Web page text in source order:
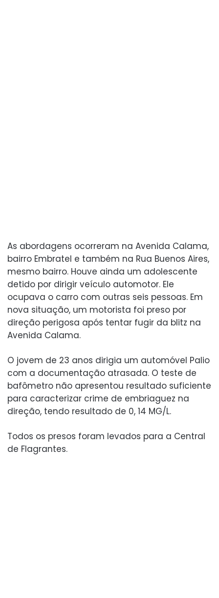
As abordagens ocorreram na Avenida Calama,
bairro Embratel e também na Rua Buenos Aires,
mesmo bairro. Houve ainda um adolescente
detido por dirigir veículo automotor. Ele
ocupava o carro com outras seis pessoas. Em
nova situação, um motorista foi preso por
direção perigosa após tentar fugir da blitz na
Avenida Calama.
O jovem de 23 anos dirigia um automóvel Palio
com a documentação atrasada. O teste de
bafômetro não apresentou resultado suficiente
para caracterizar crime de embriaguez na
direção, tendo resultado de 0, 14 MG/L.
Todos os presos foram levados para a Central
de Flagrantes.